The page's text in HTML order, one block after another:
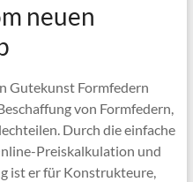
neuen
Gutekunst Formfedern
von Formfedern,
Durch die einfache
Preiskalkulation und
ist er für Konstrukteure,